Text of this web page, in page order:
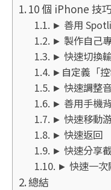
10 個 iPhone 技
► 善用
► 製作自己
► 快速切換
►自定義「控
► 快速調整
► 善用手機
► 快速移動
► 快速返回
► 快速分享
► 快速一次
總結